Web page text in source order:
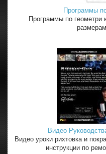
Программы
Программы по геометри
Видео
Видео уроки рихтовка и
инструкции по